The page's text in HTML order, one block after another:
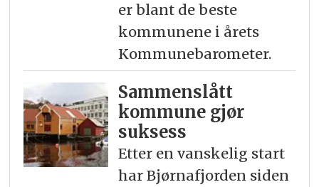
er blant de beste
kommunene i årets
Kommunebarometer.
Sammenslått
kommune gjør
suksess
Etter en vanskelig start
har Bjørnafjorden siden